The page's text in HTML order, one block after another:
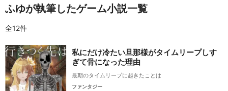
ふゆが執筆したゲーム小説一覧
全12件
私にだけ冷たい旦那様がタイムリープしす
ぎて骨になった理由
最期のタイムリープに起きたことは
ファンタジー